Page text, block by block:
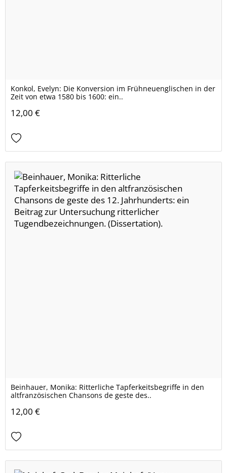
Konkol, Evelyn: Die Konversion im Frühneuenglischen in der
Zeit von etwa 1580 bis 1600: ein..
12,00 €
Beinhauer, Monika: Ritterliche Tapferkeitsbegriffe in den
altfranzösischen Chansons de geste des..
12,00 €